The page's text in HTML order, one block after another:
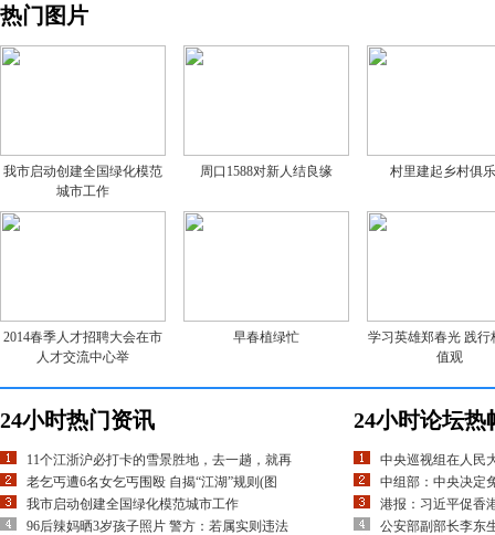
热门图片
我市启动创建全国绿化模范
城市工作
周口1588对新人结良缘 村里建起乡村俱
2014春季人才招聘大会在市
人才交流中心举
早春植绿忙
学习英雄郑春光 践行
值观
24小时热门资讯
11个江浙沪必打卡的雪景胜地，去一趟，就再
老乞丐遭6名女乞丐围殴 自揭“江湖”规则(图
我市启动创建全国绿化模范城市工作
96后辣妈晒3岁孩子照片 警方：若属实则违法
24小时论坛热
中央巡视组在人民
中组部：中央决定
港报：习近平促香
公安部副部长李东